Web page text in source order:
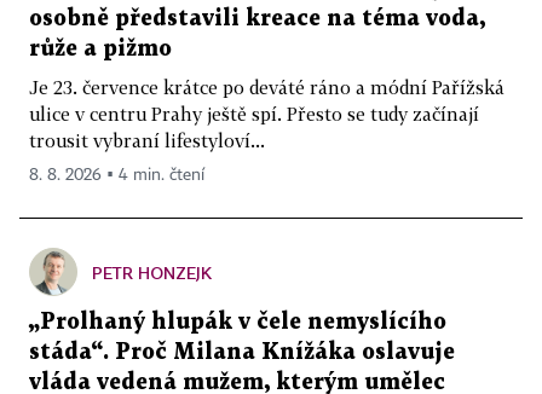
osobně představili kreace na téma voda,
růže a pižmo
Je 23. července krátce po deváté ráno a módní Pařížská
ulice v centru Prahy ještě spí. Přesto se tudy začínají
trousit vybraní lifestyloví...
8. 8. 2026 ▪ 4 min. čtení
PETR HONZEJK
„Prolhaný hlupák v čele nemyslícího
stáda“. Proč Milana Knížáka oslavuje
vláda vedená mužem, kterým umělec